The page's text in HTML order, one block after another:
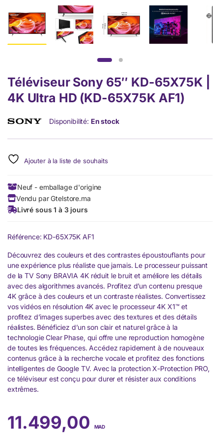
Téléviseur Sony 65″ KD-65X75K |
4K Ultra HD (KD-65X75K AF1)
Disponibilité: En stock
Ajouter à la liste de souhaits
Neuf - emballage d'origine
Vendu par Gtelstore.ma
Livré sous 1 à 3 jours
Référence: KD-65X75K AF1
Découvrez des couleurs et des contrastes époustouflants pour
une expérience plus réaliste que jamais. Le processeur puissant
de la TV Sony BRAVIA 4K réduit le bruit et améliore les détails
avec des algorithmes avancés. Profitez d’un contenu presque
4K grâce à des couleurs et un contraste réalistes. Convertissez
vos vidéos en résolution 4K avec le processeur 4K X1™ et
profitez d’images superbes avec des textures et des détails
réalistes. Bénéficiez d’un son clair et naturel grâce à la
technologie Clear Phase, qui offre une reproduction homogène
de toutes les fréquences. Accédez rapidement à de nouveaux
contenus grâce à la recherche vocale et profitez des fonctions
intelligentes de Google TV. Avec la protection X-Protection PRO,
ce téléviseur est conçu pour durer et résister aux conditions
extrêmes.
11.499,00 MAD